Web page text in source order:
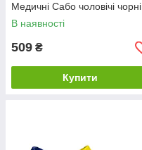
Медичні Сабо чоловічі чорні
В наявності
509 ₴
Купити